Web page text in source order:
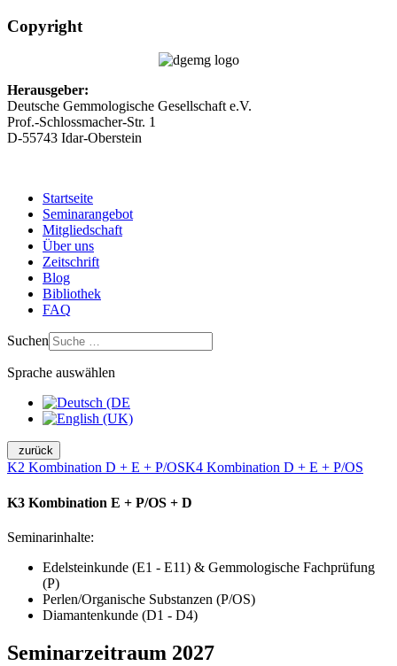
Copyright
Herausgeber:
Deutsche Gemmologische Gesellschaft e.V.
Prof.-Schlossmacher-Str. 1
D-55743 Idar-Oberstein
Startseite
Seminarangebot
Mitgliedschaft
Über uns
Zeitschrift
Blog
Bibliothek
FAQ
Suchen
Sprache auswählen
zurück
K2 Kombination D + E + P/OSK4 Kombination D + E + P/OS
K3 Kombination E + P/OS + D
Seminarinhalte:
Edelsteinkunde (E1 - E11) & Gemmologische Fachprüfung
(P)
Perlen/Organische Substanzen (P/OS)
Diamantenkunde (D1 - D4)
Seminarzeitraum 2027